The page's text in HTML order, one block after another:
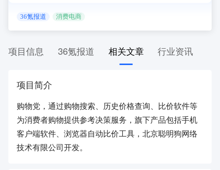
36氪报道 消费电商
项目信息 36氪报道 相关文章 行业资讯
项目简介
购物党，通过购物搜索、历史价格查询、比价软件等
为消费者购物提供参考决策服务，旗下产品包括手机
客户端软件、浏览器自动比价工具，北京聪明狗网络
技术有限公司开发。